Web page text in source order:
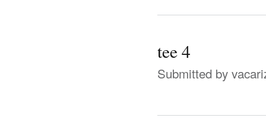
tee 4
Submitted by